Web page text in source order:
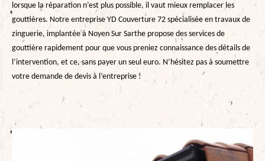
lorsque la réparation n’est plus possible, il vaut mieux remplacer les
gouttières. Notre entreprise YD Couverture 72 spécialisée en travaux de
zinguerie, implantée à Noyen Sur Sarthe propose des services de
gouttière rapidement pour que vous preniez connaissance des détails de
l’intervention, et ce, sans payer un seul euro. N’hésitez pas à soumettre
votre demande de devis à l’entreprise !